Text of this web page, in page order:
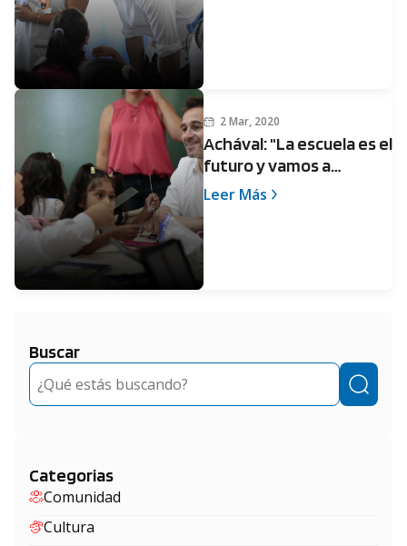
2 Mar, 2020
Achával: "La escuela es el
futuro y vamos a
trabajar para recuperar
Leer Más
Buscar
Buscar
Categorias
Comunidad
Cultura